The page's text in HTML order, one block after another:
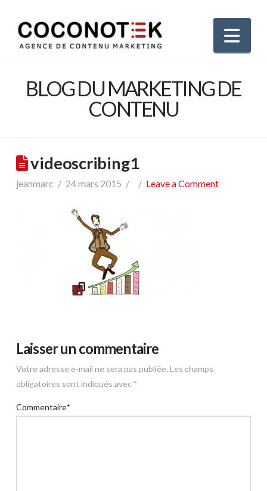
BLOG DU MARKETING DE
CONTENU
videoscribing1
jeanmarc 24 mars 2015 Leave a Comment
Laisser un commentaire
Votre adresse e-mail ne sera pas publiée. Les champs
obligatoires sont indiqués avec *
Commentaire*